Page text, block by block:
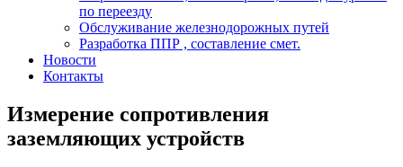
по переезду
Обслуживание железнодорожных путей
Разработка ППР , составление смет.
Новости
Контакты
Измерение сопротивления
заземляющих устройств